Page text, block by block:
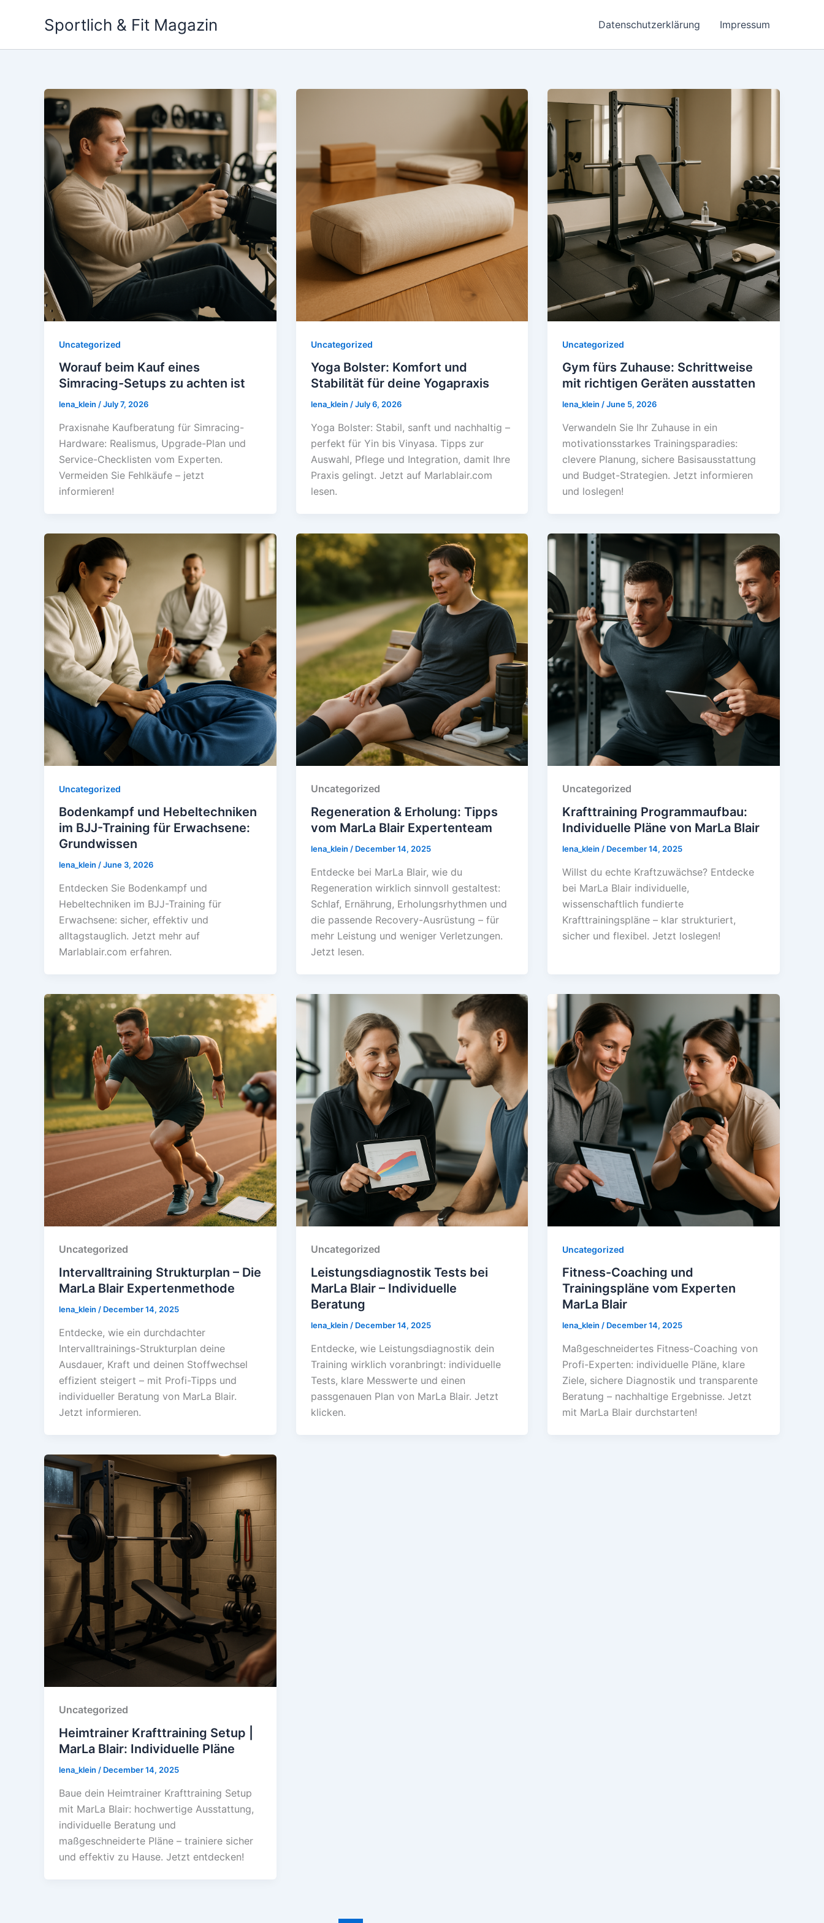
Sportlich & Fit Magazin Datenschutzerklärung Impressum
Uncategorized
Worauf beim Kauf eines
Simracing-Setups zu achten ist
lena_klein /July 7, 2026
Praxisnahe Kaufberatung für Simracing-
Hardware: Realismus, Upgrade-Plan und
Service-Checklisten vom Experten.
Vermeiden Sie Fehlkäufe – jetzt
informieren!
Uncategorized
Yoga Bolster: Komfort und
Stabilität für deine Yogapraxis
lena_klein /July 6, 2026
Yoga Bolster: Stabil, sanft und nachhaltig –
perfekt für Yin bis Vinyasa. Tipps zur
Auswahl, Pflege und Integration, damit Ihre
Praxis gelingt. Jetzt auf Marlablair.com
lesen.
Uncategorized
Gym fürs Zuhause: Schrittweise
mit richtigen Geräten ausstatten
lena_klein/June 5, 2026
Verwandeln Sie Ihr Zuhause in ein
motivationsstarkes Trainingsparadies:
clevere Planung, sichere Basisausstattung
und Budget-Strategien. Jetzt informieren
und loslegen!
Uncategorized
Bodenkampf und Hebeltechniken
im BJJ-Training für Erwachsene:
Grundwissen
lena_klein /June 3, 2026
Entdecken Sie Bodenkampf und
Hebeltechniken im BJJ-Training für
Erwachsene: sicher, effektiv und
alltagstauglich. Jetzt mehr auf
Marlablair.com erfahren.
Uncategorized
Regeneration & Erholung: Tipps
vom MarLa Blair Expertenteam
lena_klein / December 14, 2025
Entdecke bei MarLa Blair, wie du
Regeneration wirklich sinnvoll gestaltest:
Schlaf, Ernährung, Erholungsrhythmen und
die passende Recovery-Ausrüstung – für
mehr Leistung und weniger Verletzungen.
Jetzt lesen.
Uncategorized
Krafttraining Programmaufbau:
Individuelle Pläne von MarLa Blair
lena_klein/ December 14, 2025
Willst du echte Kraftzuwächse? Entdecke
bei MarLa Blair individuelle,
wissenschaftlich fundierte
Krafttrainingspläne – klar strukturiert,
sicher und flexibel. Jetzt loslegen!
Uncategorized
Intervalltraining Strukturplan – Die
MarLa Blair Expertenmethode
lena_klein / December 14, 2025
Entdecke, wie ein durchdachter
Intervalltrainings-Strukturplan deine
Ausdauer, Kraft und deinen Stoffwechsel
effizient steigert – mit Profi-Tipps und
individueller Beratung von MarLa Blair.
Jetzt informieren.
Uncategorized
Leistungsdiagnostik Tests bei
MarLa Blair – Individuelle
Beratung
lena_klein / December 14, 2025
Entdecke, wie Leistungsdiagnostik dein
Training wirklich voranbringt: individuelle
Tests, klare Messwerte und einen
passgenauen Plan von MarLa Blair. Jetzt
klicken.
Uncategorized
Fitness-Coaching und
Trainingspläne vom Experten
MarLa Blair
lena_klein/ December 14, 2025
Maßgeschneidertes Fitness-Coaching von
Profi-Experten: individuelle Pläne, klare
Ziele, sichere Diagnostik und transparente
Beratung – nachhaltige Ergebnisse. Jetzt
mit MarLa Blair durchstarten!
Uncategorized
Heimtrainer Krafttraining Setup |
MarLa Blair: Individuelle Pläne
lena_klein / December 14, 2025
Baue dein Heimtrainer Krafttraining Setup
mit MarLa Blair: hochwertige Ausstattung,
individuelle Beratung und
maßgeschneiderte Pläne – trainiere sicher
und effektiv zu Hause. Jetzt entdecken!